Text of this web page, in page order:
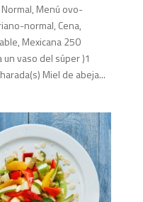
Menú ovo-
normal, Cena,
Mexicana 250
un vaso del súper )1
Miel de abeja...